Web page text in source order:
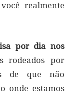
realmente
por dia nos
rodeados por
de que não
onde estamos